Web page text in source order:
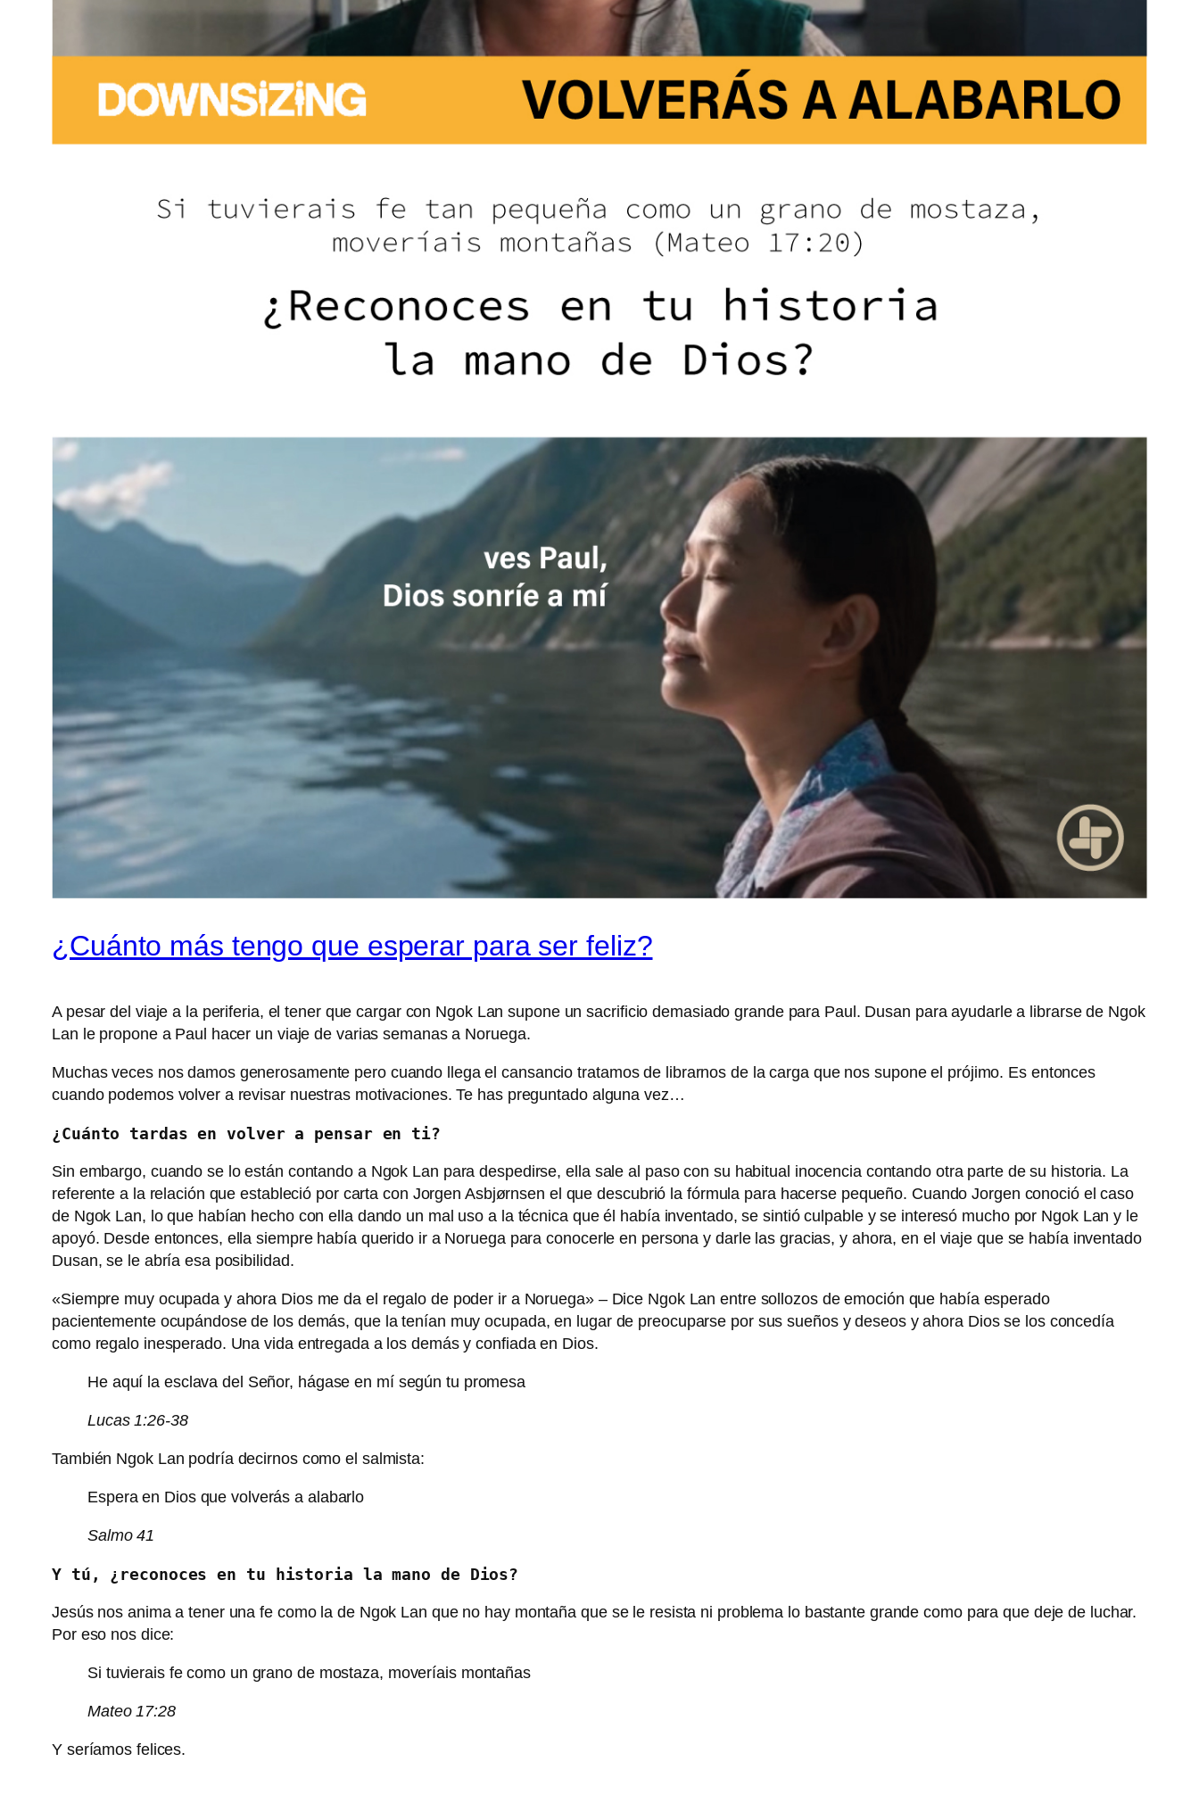
¿Cuánto más tengo que esperar para ser feliz?
A pesar del viaje a la periferia, el tener que cargar con Ngok Lan supone un sacrificio demasiado grande para Paul. Dusan para ayudarle a librarse de Ngok
Lan le propone a Paul hacer un viaje de varias semanas a Noruega.
Muchas veces nos damos generosamente pero cuando llega el cansancio tratamos de librarnos de la carga que nos supone el prójimo. Es entonces
cuando podemos volver a revisar nuestras motivaciones. Te has preguntado alguna vez…
¿Cuánto tardas en volver a pensar en ti?
Sin embargo, cuando se lo están contando a Ngok Lan para despedirse, ella sale al paso con su habitual inocencia contando otra parte de su historia. La
referente a la relación que estableció por carta con Jorgen Asbjørnsen el que descubrió la fórmula para hacerse pequeño. Cuando Jorgen conoció el caso
de Ngok Lan, lo que habían hecho con ella dando un mal uso a la técnica que él había inventado, se sintió culpable y se interesó mucho por Ngok Lan y le
apoyó. Desde entonces, ella siempre había querido ir a Noruega para conocerle en persona y darle las gracias, y ahora, en el viaje que se había inventado
Dusan, se le abría esa posibilidad.
«Siempre muy ocupada y ahora Dios me da el regalo de poder ir a Noruega» – Dice Ngok Lan entre sollozos de emoción que había esperado
pacientemente ocupándose de los demás, que la tenían muy ocupada, en lugar de preocuparse por sus sueños y deseos y ahora Dios se los concedía
como regalo inesperado. Una vida entregada a los demás y confiada en Dios.
He aquí la esclava del Señor, hágase en mí según tu promesa
Lucas 1:26-38
También Ngok Lan podría decirnos como el salmista:
Espera en Dios que volverás a alabarlo
Salmo 41
Y tú, ¿reconoces en tu historia la mano de Dios?
Jesús nos anima a tener una fe como la de Ngok Lan que no hay montaña que se le resista ni problema lo bastante grande como para que deje de luchar.
Por eso nos dice:
Si tuvierais fe como un grano de mostaza, moveríais montañas
Mateo 17:28
Y seríamos felices.